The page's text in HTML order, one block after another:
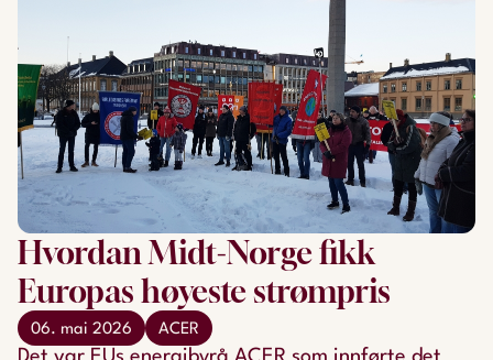
Hvordan Midt-Norge fikk
Europas høyeste strømpris
06. mai 2026 ACER